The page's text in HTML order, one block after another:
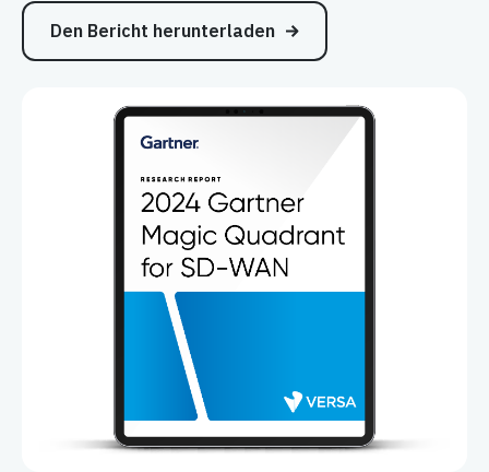
Den Bericht herunterladen